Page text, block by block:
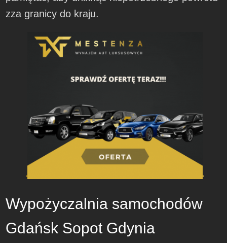
zza granicy do kraju.
Wypożyczalnia samochodów
Gdańsk Sopot Gdynia